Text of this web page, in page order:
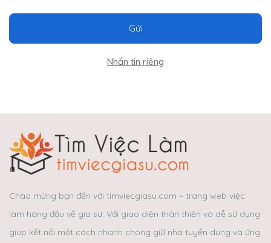
Gửi
Nhắn tin riêng
Chào mừng bạn đến với timviecgiasu.com – trang web việc
làm hàng đầu về gia sư. Với giao diện thân thiện và dễ sử dụng
giúp kết nối một cách nhanh chóng giữ nhà tuyển dụng và ứng